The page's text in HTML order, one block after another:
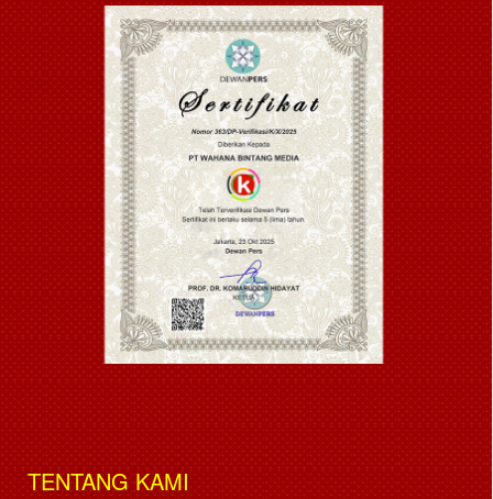
TENTANG KAMI